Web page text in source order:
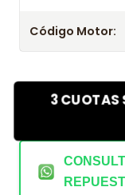
Código Motor:
3 CUOTAS